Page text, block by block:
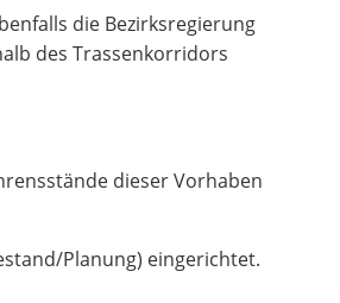
die Bezirksregierung
des Trassenkorridors
dieser Vorhaben
Planung) eingerichtet.